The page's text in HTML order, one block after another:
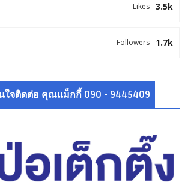
3.5k
Likes
1.7k
Followers
จติดต่อ คุณแม็กกี้ 090 - 9445409